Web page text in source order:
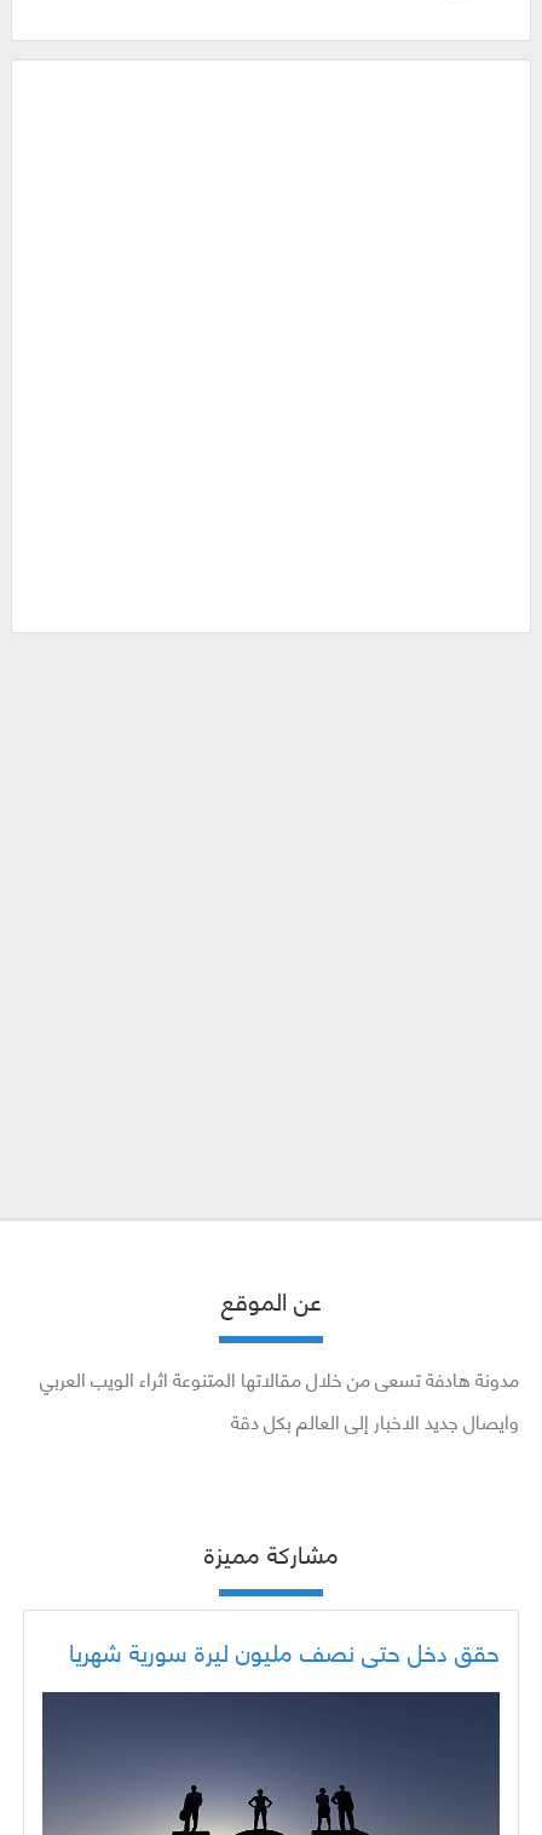
عن الموقع
مدونة هادفة تسعى من خلال مقالاتها المتنوعة اثراء الويب العربي
وايصال جديد الاخبار إلى العالم بكل دقة
مشاركة مميزة
حقق دخل حتى نصف مليون ليرة سورية شهريا